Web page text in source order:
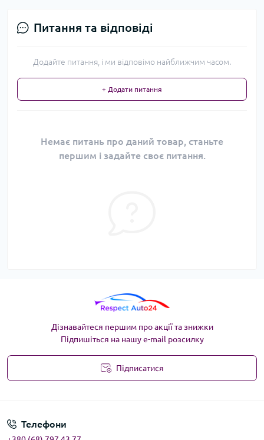
Питання та відповіді
Додайте питання, і ми відповімо найближчим часом.
+ Додати питання
Немає питань про даний товар, станьте
першим і задайте своє питання.
Дізнавайтеся першим про акції та знижки
Підпишіться на нашу e-mail розсилку
Підписатися
Телефони